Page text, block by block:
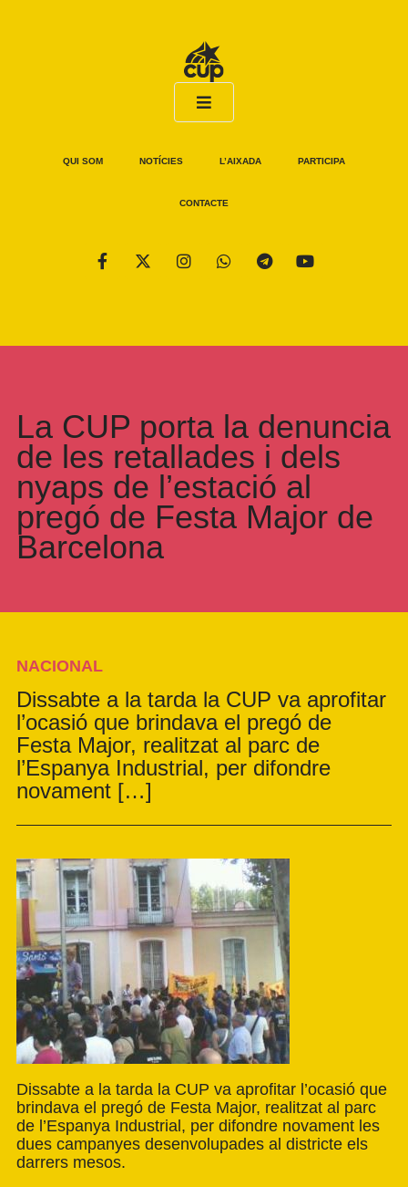
QUI SOM NOTÍCIES L’AIXADA PARTICIPA
CONTACTE
La CUP porta la denuncia
de les retallades i dels
nyaps de l’estació al
pregó de Festa Major de
Barcelona
NACIONAL
Dissabte a la tarda la CUP va aprofitar
l’ocasió que brindava el pregó de
Festa Major, realitzat al parc de
l’Espanya Industrial, per difondre
novament […]
Dissabte a la tarda la CUP va aprofitar l’ocasió que
brindava el pregó de Festa Major, realitzat al parc
de l’Espanya Industrial, per difondre novament les
dues campanyes desenvolupades al districte els
darrers mesos.